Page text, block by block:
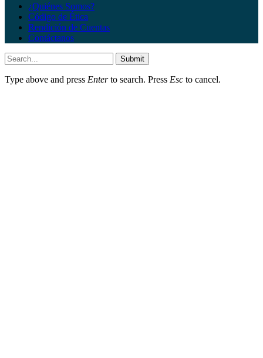
¿Quiénes Somos?
Código de Ética
Rendición de Cuentas
Contáctanos
Submit
Type above and press Enterto search. Press Esc to cancel.